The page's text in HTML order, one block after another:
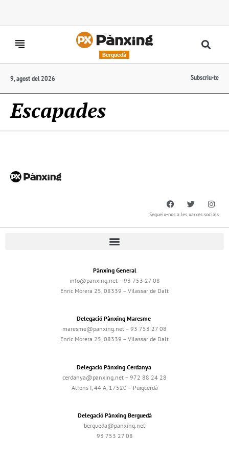
Berguedà
9, agost del 2026 Subscriu-te
Escapades
Segueix-nos a les xarxes socials
Pànxing General
info@panxing.net – 93 753 27 08
Enric Morera 25, 08339 – Vilassar de Dalt
Delegació Pànxing Maresme
maresme@panxing.net – 93 753 27 08
Enric Morera 25, 08339 – Vilassar de Dalt
Delegació Pànxing Cerdanya
cerdanya@panxing.net – 972 88 24 28
Alfons I, 44 A, 17520 – Puigcerdà
Delegació Pànxing Berguedà
bergueda@panxing.net
93 753 27 08